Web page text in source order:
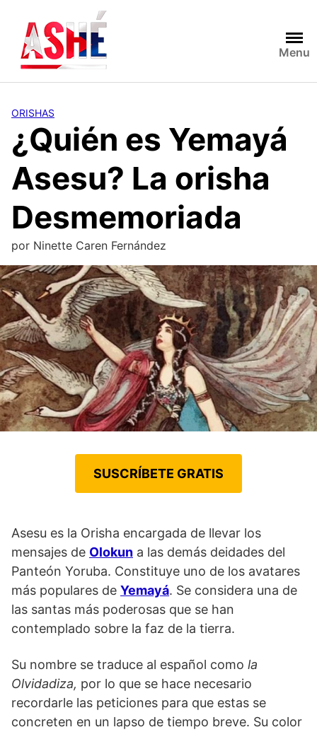
contenido
Menu
ORISHAS
¿Quién es Yemayá
Asesu? La orisha
Desmemoriada
por Ninette Caren Fernández
SUSCRÍBETE GRATIS
Asesu es la Orisha encargada de llevar los
mensajes de Olokun a las demás deidades del
Panteón Yoruba. Constituye uno de los avatares
más populares de Yemayá. Se considera una de
las santas más poderosas que se han
contemplado sobre la faz de la tierra.
Su nombre se traduce al español como la
Olvidadiza, por lo que se hace necesario
recordarle las peticiones para que estas se
concreten en un lapso de tiempo breve. Su color